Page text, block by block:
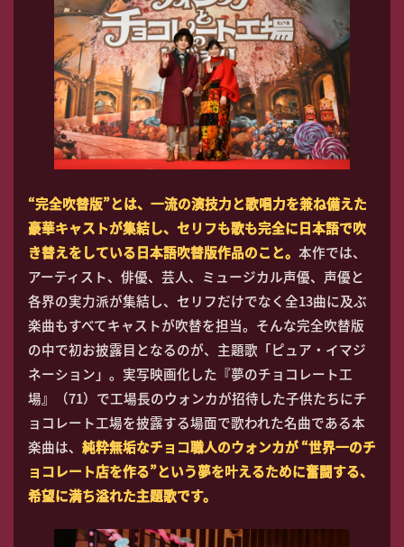
“完全吹替版”とは、一流の演技力と歌唱力を兼ね備えた
豪華キャストが集結し、セリフも歌も完全に日本語で吹
き替えをしている日本語吹替版作品のこと。 本作では、
アーティスト、俳優、芸人、ミュージカル声優、声優と
各界の実力派が集結し、セリフだけでなく全13曲に及ぶ
楽曲もすべてキャストが吹替を担当。そんな完全吹替版
の中で初お披露目となるのが、主題歌「ピュア・イマジ
ネーション」。実写映画化した『夢のチョコレート工
場』（71）で工場長のウォンカが招待した子供たちにチ
ョコレート工場を披露する場面で歌われた名曲である本
楽曲は、 純粋無垢なチョコ職人のウォンカが “世界一のチ
ョコレート店を作る”という夢を叶えるために奮闘する、
希望に満ち溢れた主題歌です。